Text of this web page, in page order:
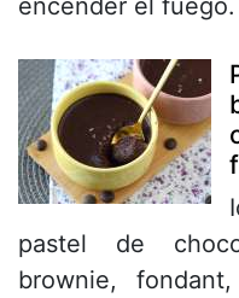
encender el fuego.
pastel de
brownie,